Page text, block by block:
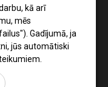
kā arī
mēs
Gadījumā, ja
jūs automātiski